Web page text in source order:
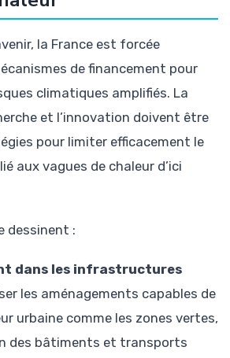
la France est forcée
de financement pour
climatiques amplifiés. La
et l’innovation doivent être
pour limiter efficacement le
aux vagues de chaleur d’ici
dessinent :
dans les infrastructures
les aménagements capables de
urbaine comme les zones vertes,
des bâtiments et transports